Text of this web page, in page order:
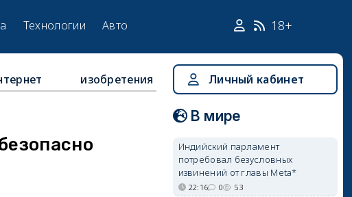
Технологии Авто 18+
изобретения Личный кабинет
В мире
Индийский парламент
потребовал безусловных
извинений от главы Meta*
22:16 0 53